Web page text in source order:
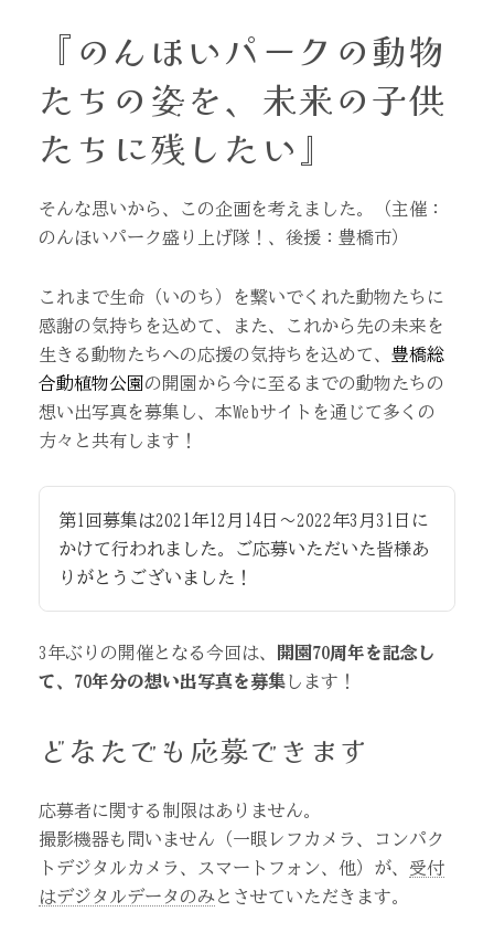
『のんほいパークの動物
たちの姿を、未来の子供
たちに残したい』
そんな思いから、この企画を考えました。（主催：
のんほいパーク盛り上げ隊！、後援：豊橋市）
これまで生命（いのち）を繋いでくれた動物たちに
感謝の気持ちを込めて、また、これから先の未来を
生きる動物たちへの応援の気持ちを込めて、 豊橋総
合動植物公園の開園から今に至るまでの動物たちの
想い出写真を募集し、本Webサイトを通じて多くの
方々と共有します！
第1回募集は2021年12月14日～2022年3月31日に
かけて行われました。ご応募いただいた皆様あ
りがとうございました！
3年ぶりの開催となる今回は、
開園70周年を記念し
て、70年分の想い出写真を募集します！
どなたでも応募できます
応募者に関する制限はありません。
撮影機器も問いません（一眼レフカメラ、コンパク
トデジタルカメラ、スマートフォン、他）が、 受付
はデジタルデータのみとさせていただきます。